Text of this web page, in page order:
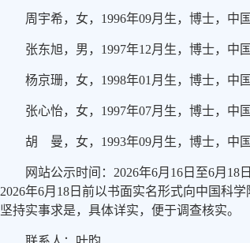
周宇希，女，1996年09月生，博士，中
张东旭，男，1997年12月生，博士，中
杨京珊，女，1998年01月生，博士，中
张心怡，女，1997年07月生，博士，中
胡 曼，女，1993年09月生，博士，中
网站公示时间：2026年6月16日至6月
2026年6月18日前以书面实名形式向中国科
坚持实事求是，具体详实，便于调查核实。